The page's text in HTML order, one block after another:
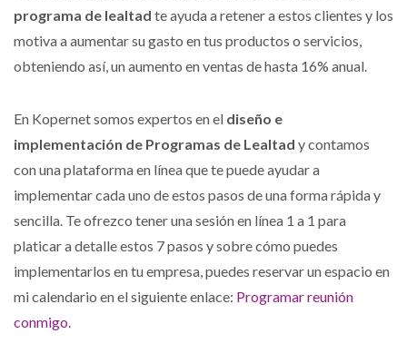
programa de lealtad te ayuda a retener a estos clientes y los
motiva a aumentar su gasto en tus productos o servicios,
obteniendo así, un aumento en ventas de hasta 16% anual.
En Kopernet somos expertos en el diseño e
implementación de Programas de Lealtad y contamos
con una plataforma en línea que te puede ayudar a
implementar cada uno de estos pasos de una forma rápida y
sencilla. Te ofrezco tener una sesión en línea 1 a 1 para
platicar a detalle estos 7 pasos y sobre cómo puedes
implementarlos en tu empresa, puedes reservar un espacio en
mi calendario en el siguiente enlace: Programar reunión
conmigo.